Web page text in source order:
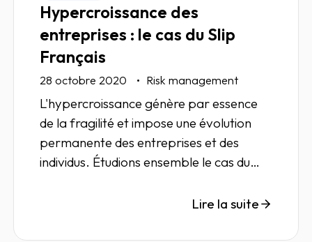
Hypercroissance des
entreprises : le cas du Slip
Français
28 octobre 2020 Risk management
L'hypercroissance génère par essence
de la fragilité et impose une évolution
permanente des entreprises et des
individus. Étudions ensemble le cas du
Lire la suite